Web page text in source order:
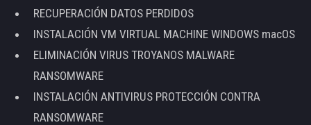
RECUPERACIÓN DATOS PERDIDOS
INSTALACIÓN VM VIRTUAL MACHINE WINDOWS macOS
ELIMINACIÓN VIRUS TROYANOS MALWARE
RANSOMWARE
INSTALACIÓN ANTIVIRUS PROTECCIÓN CONTRA
RANSOMWARE